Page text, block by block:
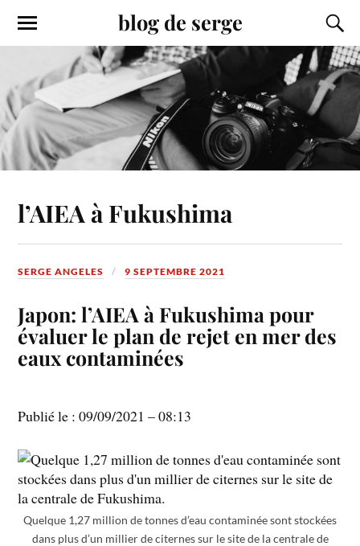
blog de serge
l’AIEA à Fukushima
SERGE ANGELES 9 SEPTEMBRE 2021
Japon: l’AIEA à Fukushima pour
évaluer le plan de rejet en mer des
eaux contaminées
Publié le :09/09/2021 – 08:13
Quelque 1,27 million de tonnes d’eau contaminée sont stockées
dans plus d’un millier de citernes sur le site de la centrale de